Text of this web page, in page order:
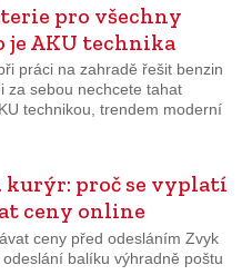
pro všechny
je AKU technika
práci na zahradě řešit benzin
za sebou nechcete tahat
technikou, trendem moderní
kurýr: proč se vyplatí
ceny online
ceny před odesláním Zvyk
balíku výhradně poštu